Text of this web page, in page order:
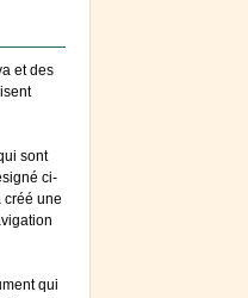
et des
sont
ci-
créé une
qui